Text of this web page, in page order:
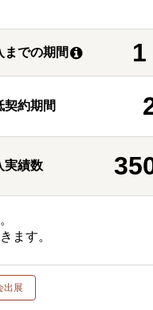
までの期間 1
契約期間
実績数
ます。
出展